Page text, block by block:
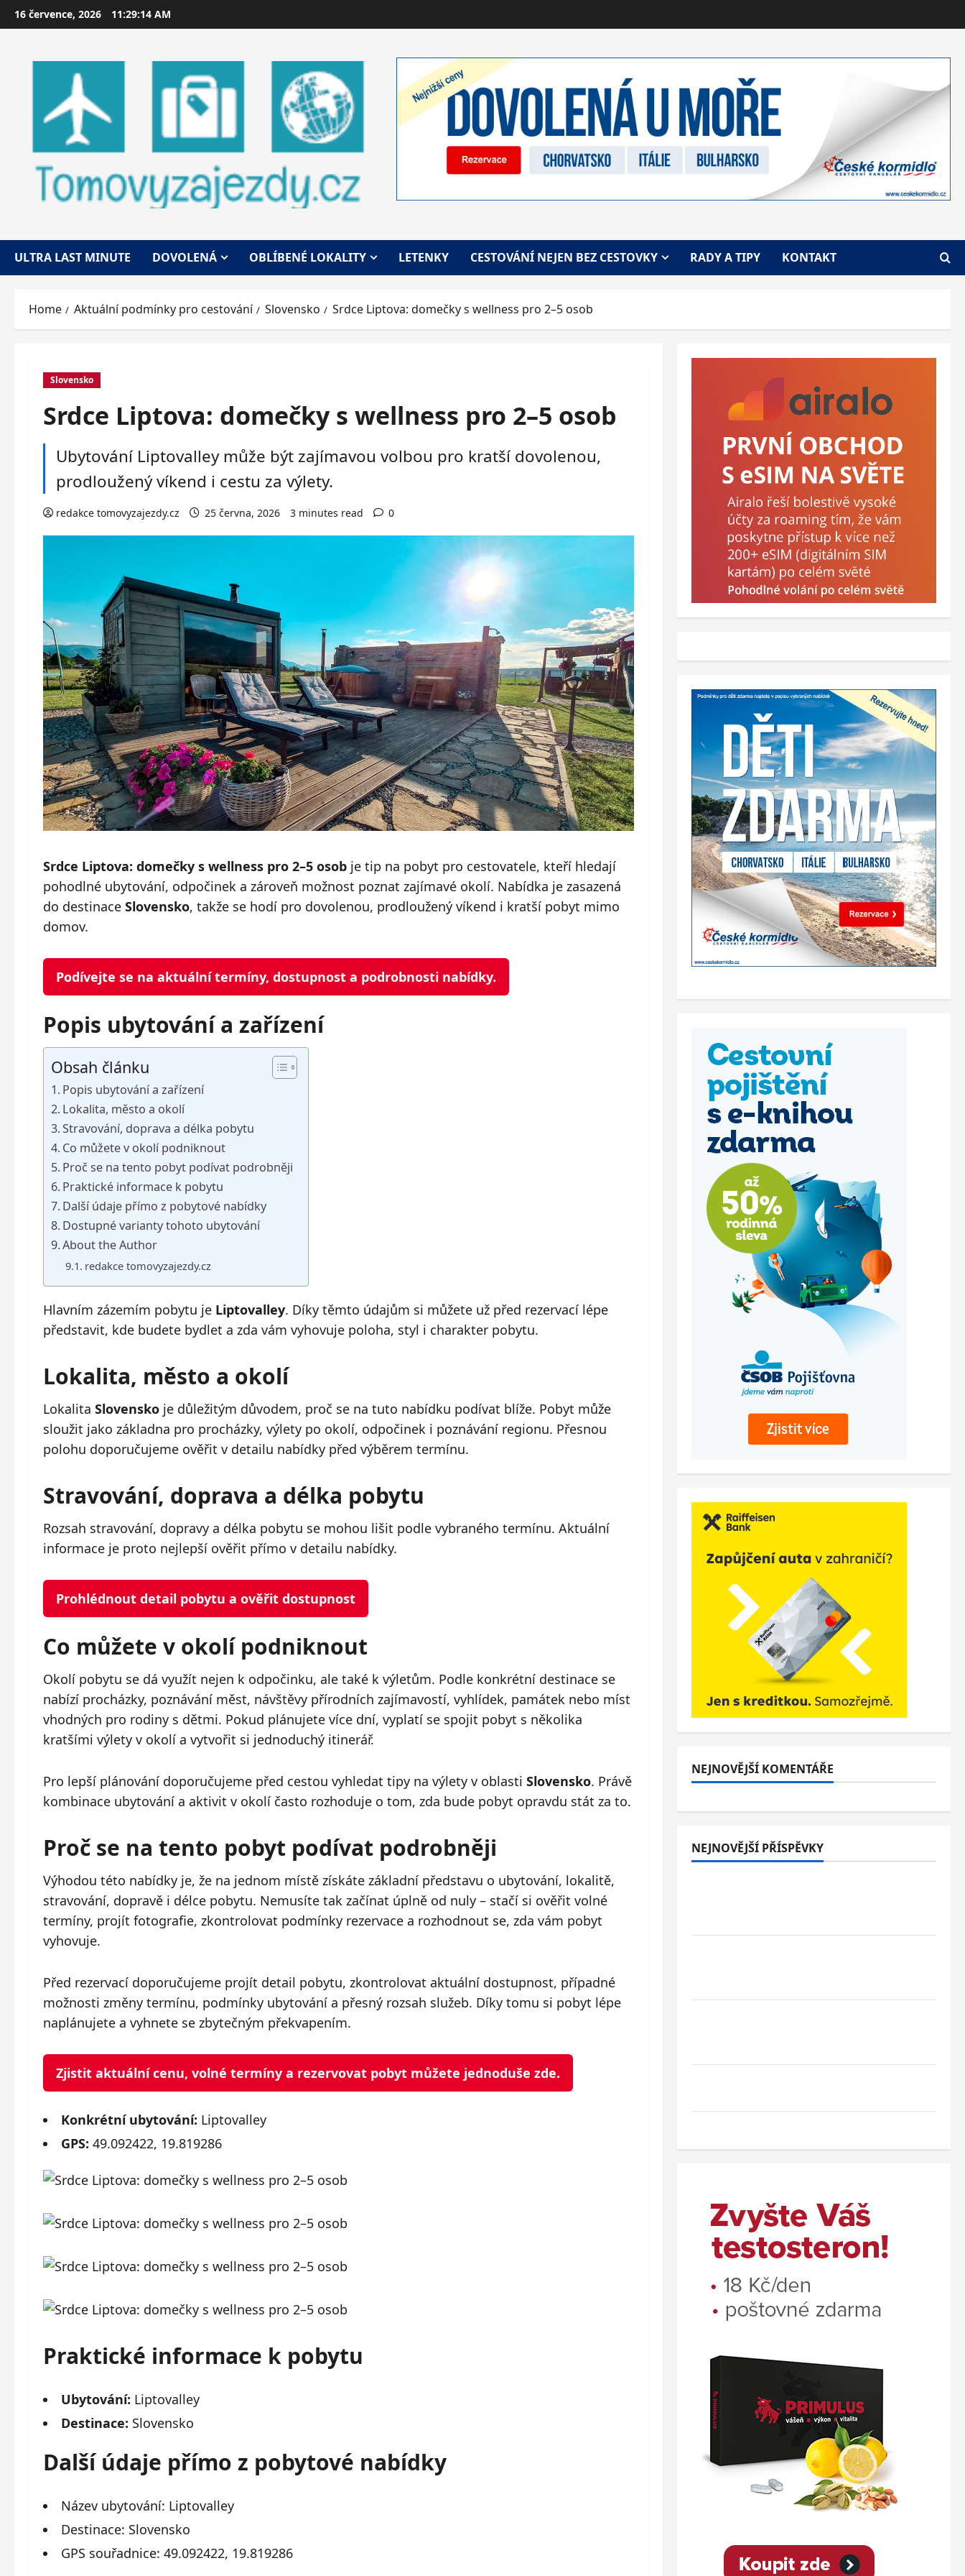
Skip
to
16 července, 2026 11:29:15 AM
ULTRA LAST MINUTE DOVOLENÁ OBLÍBENÉ LOKALITY LETENKY CESTOVÁNÍ NEJEN BEZ CESTOVKY RADY A TIPY KONTAKT
Home Aktuální podmínky pro cestování Slovensko Srdce Liptova: domečky s wellness pro 2–5 osob
Slovensko
Srdce Liptova: domečky s wellness pro 2–5 osob
Ubytování Liptovalley může být zajímavou volbou pro kratší dovolenou,
prodloužený víkend i cestu za výlety.
redakce tomovyzajezdy.cz 25 června, 2026 3 minutes read 0
Srdce Liptova: domečky s wellness pro 2–5 osob je tip na pobyt pro cestovatele, kteří hledají
pohodlné ubytování, odpočinek a zároveň možnost poznat zajímavé okolí. Nabídka je zasazená
do destinace Slovensko, takže se hodí pro dovolenou, prodloužený víkend i kratší pobyt mimo
domov.
Podívejte se na aktuální termíny, dostupnost a podrobnosti nabídky.
Popis ubytování a zařízení
Obsah článku
Popis ubytování a zařízení
Lokalita, město a okolí
Stravování, doprava a délka pobytu
Co můžete v okolí podniknout
Proč se na tento pobyt podívat podrobněji
Praktické informace k pobytu
Další údaje přímo z pobytové nabídky
Dostupné varianty tohoto ubytování
About the Author
redakce tomovyzajezdy.cz
Hlavním zázemím pobytu je Liptovalley. Díky těmto údajům si můžete už před rezervací lépe
představit, kde budete bydlet a zda vám vyhovuje poloha, styl i charakter pobytu.
Lokalita, město a okolí
Lokalita Slovensko je důležitým důvodem, proč se na tuto nabídku podívat blíže. Pobyt může
sloužit jako základna pro procházky, výlety po okolí, odpočinek i poznávání regionu. Přesnou
polohu doporučujeme ověřit v detailu nabídky před výběrem termínu.
Stravování, doprava a délka pobytu
Rozsah stravování, dopravy a délka pobytu se mohou lišit podle vybraného termínu. Aktuální
informace je proto nejlepší ověřit přímo v detailu nabídky.
Prohlédnout detail pobytu a ověřit dostupnost
Co můžete v okolí podniknout
Okolí pobytu se dá využít nejen k odpočinku, ale také k výletům. Podle konkrétní destinace se
nabízí procházky, poznávání měst, návštěvy přírodních zajímavostí, vyhlídek, památek nebo míst
vhodných pro rodiny s dětmi. Pokud plánujete více dní, vyplatí se spojit pobyt s několika
kratšími výlety v okolí a vytvořit si jednoduchý itinerář.
Pro lepší plánování doporučujeme před cestou vyhledat tipy na výlety v oblasti Slovensko. Právě
kombinace ubytování a aktivit v okolí často rozhoduje o tom, zda bude pobyt opravdu stát za to.
Proč se na tento pobyt podívat podrobněji
Výhodou této nabídky je, že na jednom místě získáte základní představu o ubytování, lokalitě,
stravování, dopravě i délce pobytu. Nemusíte tak začínat úplně od nuly – stačí si ověřit volné
termíny, projít fotografie, zkontrolovat podmínky rezervace a rozhodnout se, zda vám pobyt
vyhovuje.
Před rezervací doporučujeme projít detail pobytu, zkontrolovat aktuální dostupnost, případné
možnosti změny termínu, podmínky ubytování a přesný rozsah služeb. Díky tomu si pobyt lépe
naplánujete a vyhnete se zbytečným překvapením.
Zjistit aktuální cenu, volné termíny a rezervovat pobyt můžete jednoduše zde.
Konkrétní ubytování: Liptovalley
GPS: 49.092422, 19.819286
Praktické informace k pobytu
Ubytování: Liptovalley
Destinace: Slovensko
Další údaje přímo z pobytové nabídky
Název ubytování: Liptovalley
Destinace: Slovensko
GPS souřadnice: 49.092422, 19.819286
NEJNOVĚJŠÍ KOMENTÁŘE
NEJNOVĚJŠÍ PŘÍSPĚVKY